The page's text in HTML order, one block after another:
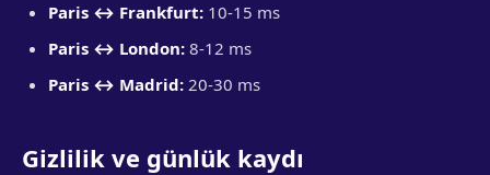
Paris ↔ Frankfurt: 10-15 ms
Paris ↔ London: 8-12 ms
Paris ↔ Madrid: 20-30 ms
Gizlilik ve günlük kaydı